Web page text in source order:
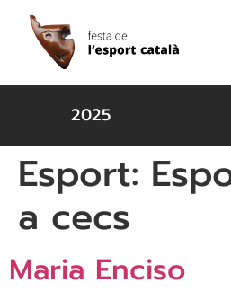
2025
Esport:
a cecs
Maria Enciso